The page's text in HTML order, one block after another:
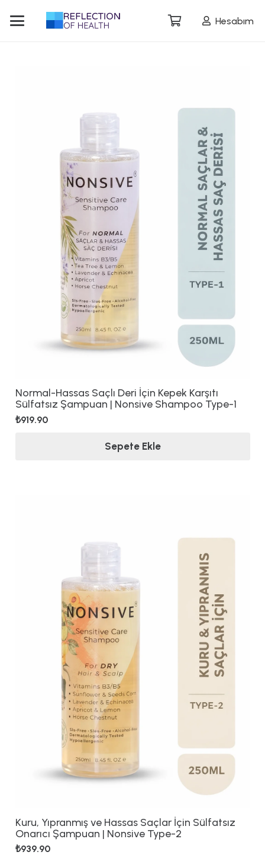
Hesabım
Normal-Hassas Saçlı Deri İçin Kepek Karşıtı
Sülfatsız Şampuan | Nonsive Shampoo Type-1
₺919.90
Sepete Ekle
Kuru, Yıpranmış ve Hassas Saçlar İçin Sülfatsız
Onarıcı Şampuan | Nonsive Type-2
₺939.90